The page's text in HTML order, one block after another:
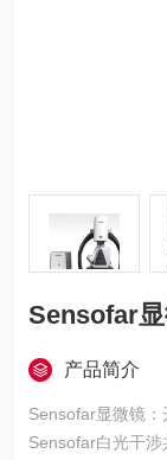
Sensofar
产品简介
Sensofar显微镜
Sensofar白光干涉